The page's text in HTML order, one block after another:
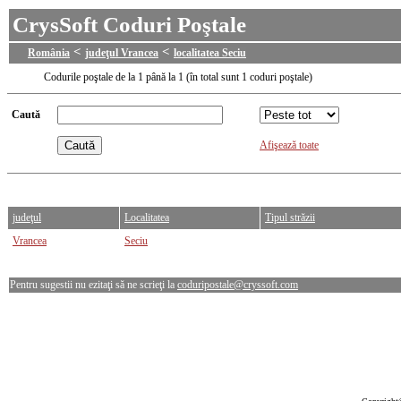
CrysSoft Coduri Poştale
România < judeţul Vrancea < localitatea Seciu
Codurile poştale de la 1 până la 1 (în total sunt 1 coduri poştale)
Caută
Afişează toate
judeţul Localitatea
Tipul străzii
Vrancea
Seciu
Pentru sugestii nu ezitaţi să ne scrieţi la coduripostale@cryssoft.com